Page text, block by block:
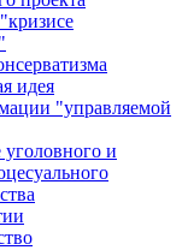
идея
"управляемой
и